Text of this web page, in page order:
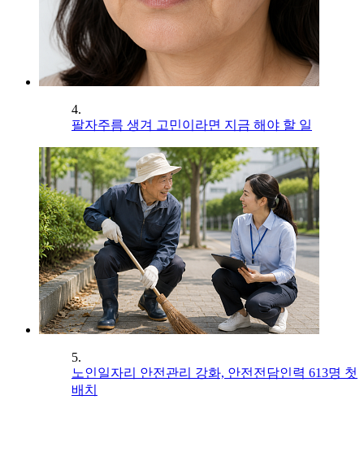
4.
팔자주름 생겨 고민이라면 지금 해야 할 일
5.
노인일자리 안전관리 강화, 안전전담인력 613명 첫
배치